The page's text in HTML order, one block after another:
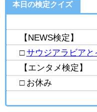
本日の検定クイズ
【NEWS検定】
□サウジアラビアと
【エンタメ検定】
□ お休み